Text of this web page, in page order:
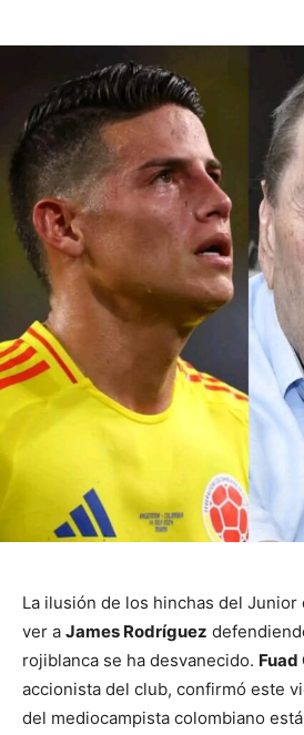
La ilusión de los hinchas del Junior
ver a James Rodríguez
rojiblanca se ha desvanecido. Fuad
accionista del club, confirmó este
del mediocampista colombiano